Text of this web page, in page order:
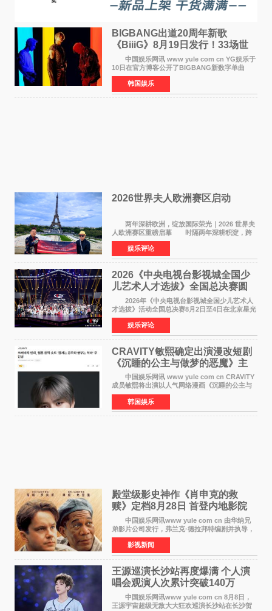
BIGBANG出道20周年新歌
《BiiiG》8月19日发行！33场世
界巡演同步启航
中国娱乐网讯 www yule com cn YG娱乐于
10日在官方博客公开了BIGBANG新数字单曲
《BiiiG》的海报，宣布新歌将于8月19日——组
合出道20周年纪念日正式发行。歌名取自意为"巨
大""宏大"的"BIG"
韩国娱乐
2026世界夫人欧洲赛区启动
两年深耕欧洲，绽放国际荣光｜2026 世界夫
人欧洲赛区重磅启幕 时隔两年深耕积淀，跨
越多国文化游学！伴随着国际影响力持续攀升，
2026 世界夫人欧洲赛区正式全面启动。本次赛区
落地，是世
娱乐评论
2026《中央电视台影视城全国少
儿艺术人才选拔》全国总决赛圆
满落幕
2026年《中央电视台影视城全国少儿艺术人
才选拔》活动全国总决赛8月2日至4日在北京星光
影视园成功举办！ 活动于8月2日迎来全国总
决赛的盛大开幕。一年一度的该项活动依然延续
着经典的四大板
娱乐评论
CRAVITY敏熙确定出演漫改短剧
《沉睡的公主与做梦的恶魔》主
人公
中国娱乐网讯 www yule com cn CRAVITY
成员敏熙将出演以人气网络漫画《沉睡的公主与
做梦的恶魔》为原作的短剧，担任主人公。
该短剧讲述了一直照顾陷入沉睡状态女友的吴
敏，在夜空中看
韩国娱乐
殿堂级影史神作《肖申克的救
赎》定档8月28日 首登内地影院
中国娱乐网讯www yule com cn 由华纳兄
弟影片公司发行，弗兰克·德拉邦特编剧并执导，
蒂姆·罗宾斯、摩根·弗里曼主演的影史传世经典
《肖申克的救赎》（The Shawshank
Redemption）今日发布
影视新闻
王源巡演长沙站再度爆满 个人演
唱会观演人次累计突破140万
中国娱乐网讯www yule com cn 8月8日，
王源宇宙超级无敌大大狂欢巡演长沙站在长沙贺